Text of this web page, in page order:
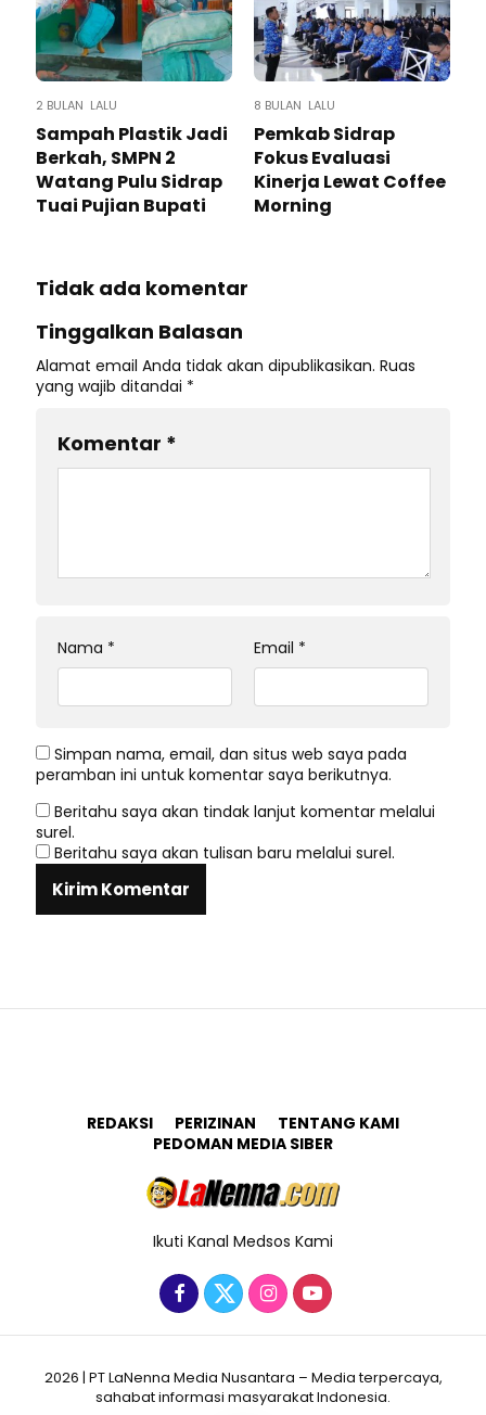
2 BULAN LALU
Sampah Plastik Jadi
Berkah, SMPN 2
Watang Pulu Sidrap
Tuai Pujian Bupati
8 BULAN LALU
Pemkab Sidrap
Fokus Evaluasi
Kinerja Lewat Coffee
Morning
Tidak ada komentar
Tinggalkan Balasan
Alamat email Anda tidak akan dipublikasikan. Ruas
yang wajib ditandai *
Komentar *
Nama * Email *
Simpan nama, email, dan situs web saya pada
peramban ini untuk komentar saya berikutnya.
Beritahu saya akan tindak lanjut komentar melalui
surel.
Beritahu saya akan tulisan baru melalui surel.
REDAKSI PERIZINAN
TENTANG KAMI
PEDOMAN MEDIA SIBER
Ikuti Kanal Medsos Kami
2026 | PT LaNenna Media Nusantara – Media terpercaya,
sahabat informasi masyarakat Indonesia.